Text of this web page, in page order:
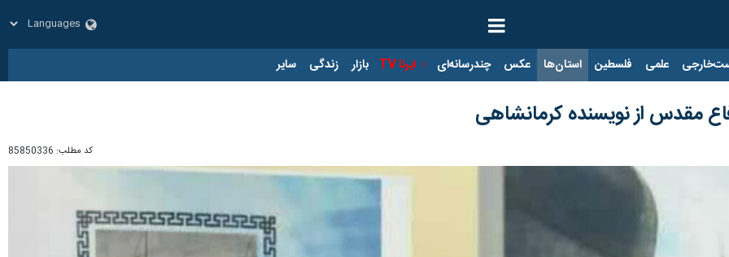
علمی فلسطین استان‌ها عکس چندرسانه‌ای ایرنا TV بازار زندگی سایر
کد مطلب: 85850336